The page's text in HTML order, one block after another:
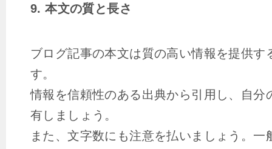
9. 本文の質と長さ
ブログ記事の本文は質の高い情報を提供す
す。
情報を信頼性のある出典から引用し、自分
有しましょう。
また、文字数にも注意を払いましょう。一